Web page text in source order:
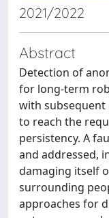
2021/2022
Abstract
Detection of
for long-term
with subsequent
to reach the
persistency. A
and addressed,
damaging itself
surrounding
approaches for